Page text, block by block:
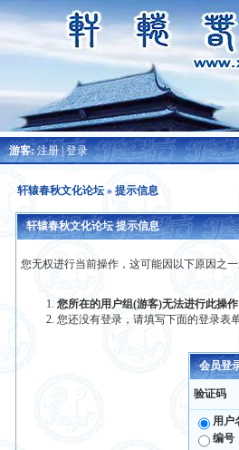
游客:注册|登录
轩辕春秋文化论坛» 提示信息
轩辕春秋文化论坛 提示信息
您无权进行当前操作，这可能因以下原因之
您所在的用户组(游客)无法进行此操作
您还没有登录，请填写下面的登录表
会员登
验证码
用户
编号